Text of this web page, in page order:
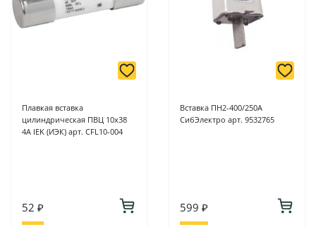
Плавкая вставка
цилиндрическая ПВЦ 10х38
4A IEK (ИЭК) арт. CFL10-004
52 ₽
Вставка ПН2-400/250А
СибЭлектро арт. 9532765
599 ₽